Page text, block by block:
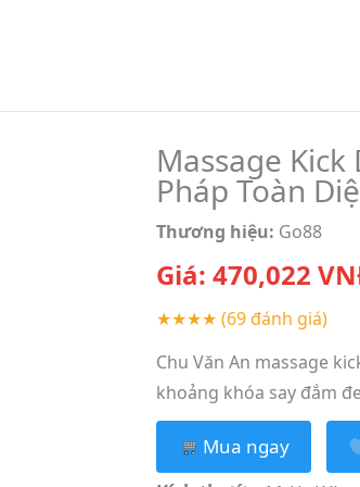
Massage Kick
Pháp Toàn
Thương hiệu: Go88
Giá: 470,022
★★★★ (69 đánh giá)
Chu Văn An massage
khoảng khóa say đắm
Mua ngay